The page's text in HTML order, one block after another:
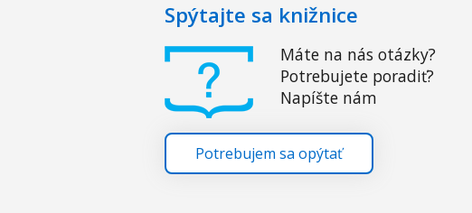
Spýtajte sa knižnice
Máte na nás otázky?
Potrebujete poradiť?
Napíšte nám
Potrebujem sa opýtať